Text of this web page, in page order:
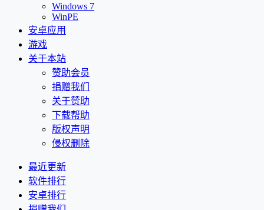
Windows 7
WinPE
安卓应用
游戏
关于本站
赞助会员
捐赠我们
关于赞助
下载帮助
版权声明
侵权删除
最近更新
软件排行
安卓排行